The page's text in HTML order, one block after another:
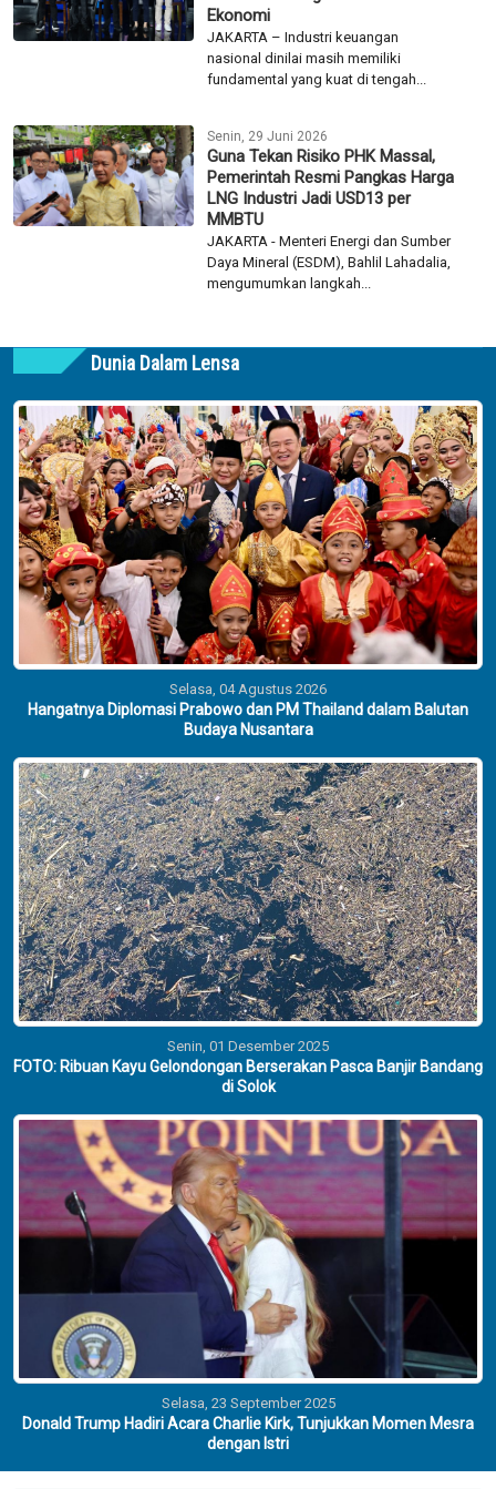
Ekonomi
JAKARTA – Industri keuangan
nasional dinilai masih memiliki
fundamental yang kuat di tengah...
Senin, 29 Juni 2026
Guna Tekan Risiko PHK Massal,
Pemerintah Resmi Pangkas Harga
LNG Industri Jadi USD13 per
MMBTU
JAKARTA - Menteri Energi dan Sumber
Daya Mineral (ESDM), Bahlil Lahadalia,
mengumumkan langkah...
Dunia Dalam Lensa
Selasa, 04 Agustus 2026
Hangatnya Diplomasi Prabowo dan PM Thailand dalam Balutan
Budaya Nusantara
Senin, 01 Desember 2025
FOTO: Ribuan Kayu Gelondongan Berserakan Pasca Banjir Bandang
di Solok
Selasa, 23 September 2025
Donald Trump Hadiri Acara Charlie Kirk, Tunjukkan Momen Mesra
dengan Istri